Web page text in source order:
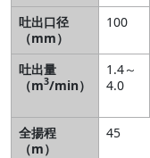
吐出口径
（mm）
100
吐出量
（m3/min）
1.4～
4.0
全揚程
（m）
45